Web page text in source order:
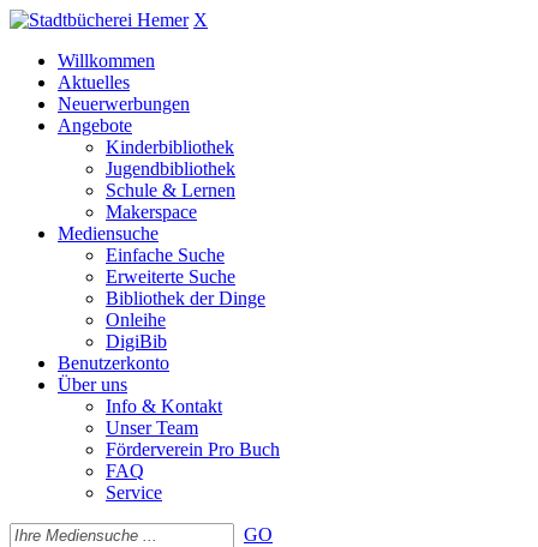
X
Willkommen
Aktuelles
Neuerwerbungen
Angebote
Kinderbibliothek
Jugendbibliothek
Schule & Lernen
Makerspace
Mediensuche
Einfache Suche
Erweiterte Suche
Bibliothek der Dinge
Onleihe
DigiBib
Benutzerkonto
Über uns
Info & Kontakt
Unser Team
Förderverein Pro Buch
FAQ
Service
GO